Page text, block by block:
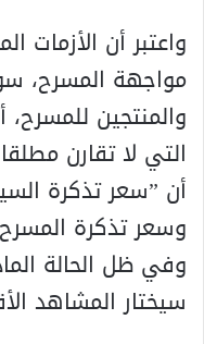
واعتبر أن الأزمات
مواجهة المسرح،
والمنتجين
التي لا تقارن
وفي ظل الحالة
سيختار المشاهد